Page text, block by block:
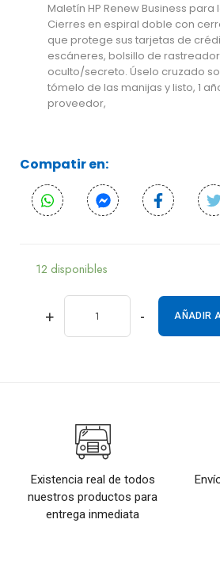
Maletín HP Renew Business para
Cierres en espiral doble con
que protege sus tarjetas de
escáneres, bolsillo de
oculto/secreto. Úselo cruzado
tómelo de las manijas y listo, 1
proveedor,
Compatir en:
12 disponibles
+ - AÑADIR
Existencia real de todos
nuestros productos para
entrega inmediata